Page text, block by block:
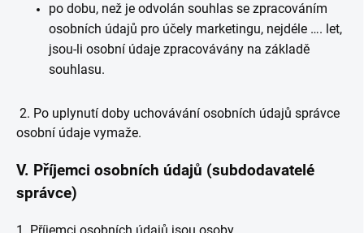
po dobu, než je odvolán souhlas se zpracováním
osobních údajů pro účely marketingu, nejdéle …. let,
jsou-li osobní údaje zpracovávány na základě
souhlasu.
2. Po uplynutí doby uchovávání osobních údajů správce
osobní údaje vymaže.
V. Příjemci osobních údajů (subdodavatelé
správce)